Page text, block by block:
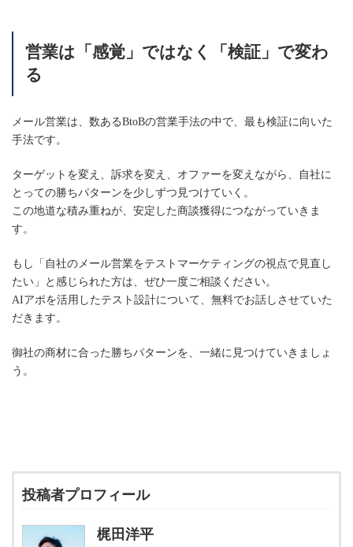
営業は「感覚」ではなく「検証」で変わ
る
メール営業は、数あるBtoBの営業手法の中で、最も検証に向いた
手法です。
ターゲットを変え、訴求を変え、オファーを変えながら、自社に
とっての勝ちパターンを少しずつ見つけていく。
この地道な積み重ねが、安定した商談獲得につながっていきま
す。
もし「自社のメール営業をテストマーケティングの視点で見直し
たい」と感じられた方は、ぜひ一度ご相談ください。
AIアポを活用したテスト設計について、無料でお話しさせていた
だきます。
御社の商材に合った勝ちパターンを、一緒に見つけていきましょ
う。
投稿者プロフィール
梶田洋平